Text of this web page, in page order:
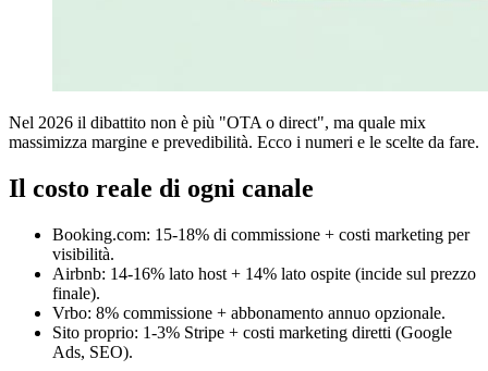
Nel 2026 il dibattito non è più "OTA o direct", ma quale mix
massimizza margine e prevedibilità. Ecco i numeri e le scelte da fare.
Il costo reale di ogni canale
Booking.com: 15-18% di commissione + costi marketing per
visibilità.
Airbnb: 14-16% lato host + 14% lato ospite (incide sul prezzo
finale).
Vrbo: 8% commissione + abbonamento annuo opzionale.
Sito proprio: 1-3% Stripe + costi marketing diretti (Google
Ads, SEO).